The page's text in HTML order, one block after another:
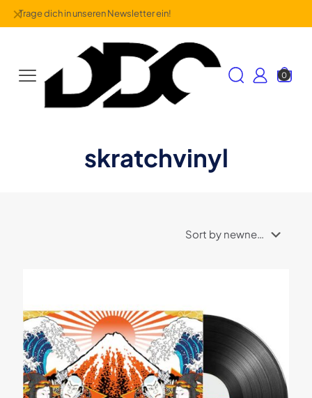
Trage dich in unseren Newsletter ein!
✕
0
skratchvinyl